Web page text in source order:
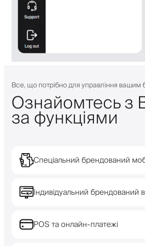
Все, що потрібно для управління
Ознайомтесь з
за функціями
Спеціальний брендований
Індивідуальний брендований
POS та онлайн-платежі